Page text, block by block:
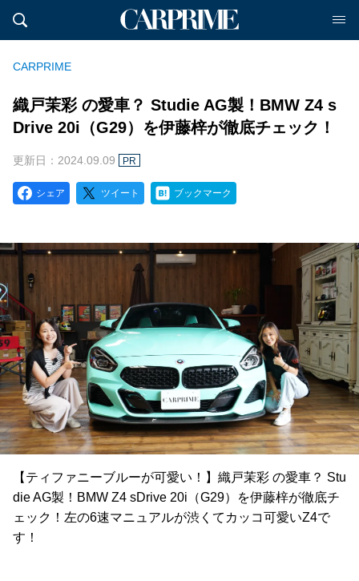
CARPRIME
織戸茉彩 の愛車？ Studie AG製！BMW Z4 s
Drive 20i（G29）を伊藤梓が徹底チェック！
更新日：2024.09.09 PR
シェア ツイート ブックマーク
【ティファニーブルーが可愛い！】織戸茉彩 の愛車？ Stu
die AG製！BMW Z4 sDrive 20i（G29）を伊藤梓が徹底チ
ェック！左の6速マニュアルが渋くてカッコ可愛いZ4で
す！